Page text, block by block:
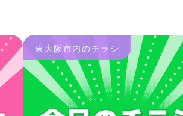
東大阪市内のチラシ